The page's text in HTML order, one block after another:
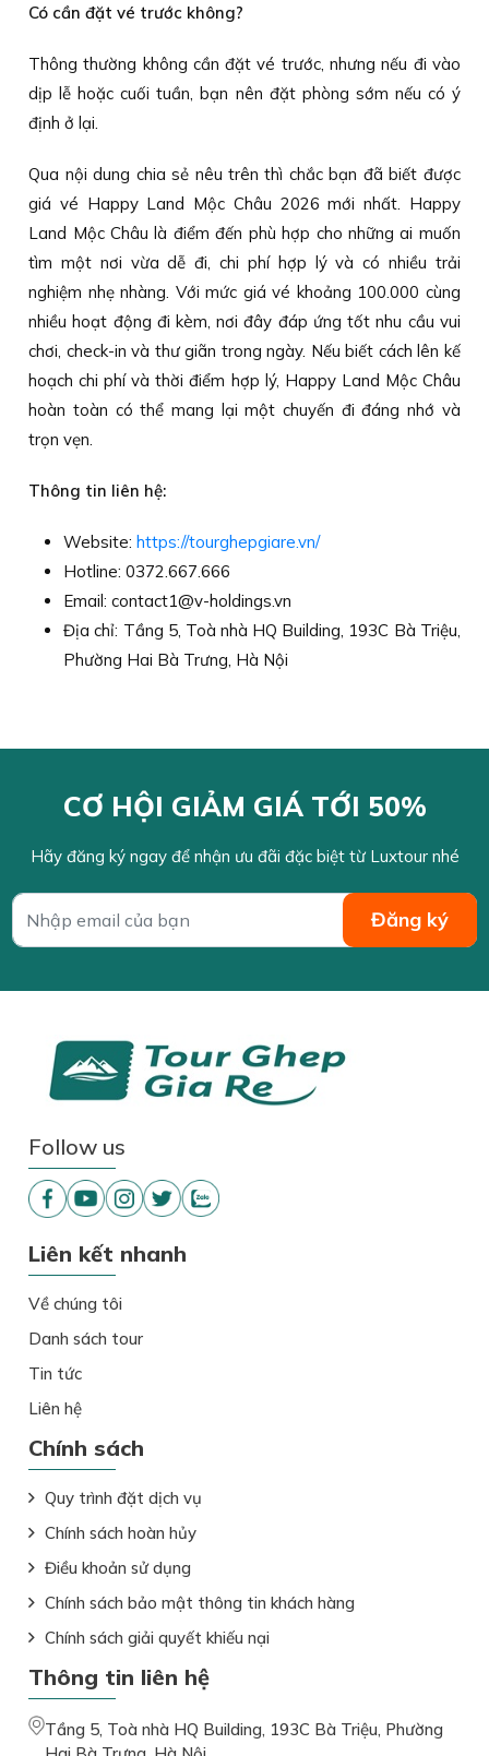
Có cần đặt vé trước không?
Thông thường không cần đặt vé trước, nhưng nếu đi vào
dịp lễ hoặc cuối tuần, bạn nên đặt phòng sớm nếu có ý
định ở lại.
Qua nội dung chia sẻ nêu trên thì chắc bạn đã biết được
giá vé Happy Land Mộc Châu 2026 mới nhất. Happy
Land Mộc Châu là điểm đến phù hợp cho những ai muốn
tìm một nơi vừa dễ đi, chi phí hợp lý và có nhiều trải
nghiệm nhẹ nhàng. Với mức giá vé khoảng 100.000 cùng
nhiều hoạt động đi kèm, nơi đây đáp ứng tốt nhu cầu vui
chơi, check-in và thư giãn trong ngày. Nếu biết cách lên kế
hoạch chi phí và thời điểm hợp lý, Happy Land Mộc Châu
hoàn toàn có thể mang lại một chuyến đi đáng nhớ và
trọn vẹn.
Thông tin liên hệ:
Website:https://tourghepgiare.vn/
Hotline: 0372.667.666
Email: contact1@v-holdings.vn
Địa chỉ: Tầng 5, Toà nhà HQ Building, 193C Bà Triệu,
Phường Hai Bà Trưng, Hà Nội
CƠ HỘI GIẢM GIÁ TỚI 50%
Hãy đăng ký ngay để nhận ưu đãi đặc biệt từ Luxtour nhé
Follow us
Liên kết nhanh
Về chúng tôi
Danh sách tour
Tin tức
Liên hệ
Chính sách
Quy trình đặt dịch vụ
Chính sách hoàn hủy
Điều khoản sử dụng
Chính sách bảo mật thông tin khách hàng
Chính sách giải quyết khiếu nại
Thông tin liên hệ
Tầng 5, Toà nhà HQ Building, 193C Bà Triệu, Phường